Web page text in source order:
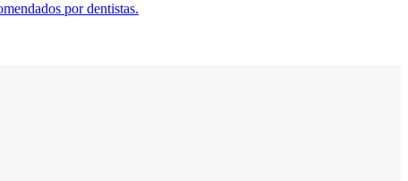
por dentistas.